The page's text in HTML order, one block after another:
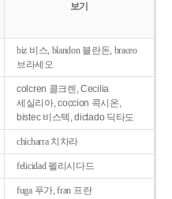
보기
biz 비스, blandon 블란돈, braceo
브라세오
colcren 콜크렌, Cecilia
세실리아, coccion 콕시온,
bistec 비스텍, dictado 딕타도
chicharra 치차라
felicidad 펠리시다드
fuga 푸가, fran 프란